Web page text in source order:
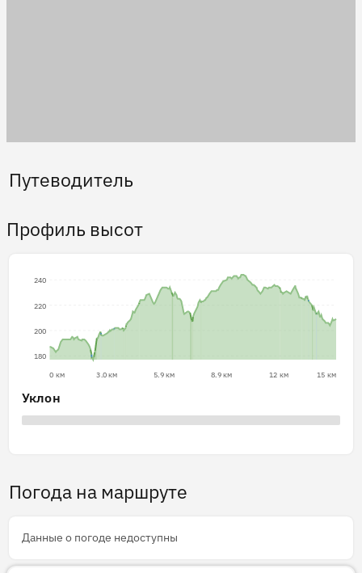
Путеводитель
Профиль высот
180
200
220
240
0 км 3.0 км 5.9 км 8.9 км 12 км 15 км
Уклон
Погода на маршруте
Данные о погоде недоступны